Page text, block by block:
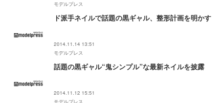
モデルプレス
ド派手ネイルで話題の黒ギャル、整形計画を明かす
2014.11.14 13:51
モデルプレス
話題の黒ギャル“鬼シンプル”な最新ネイルを披露
2014.11.12 15:51